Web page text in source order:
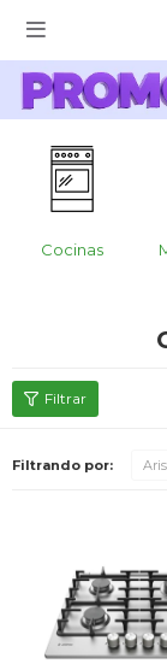

Cocinas
Filtrando por:
Catálogo